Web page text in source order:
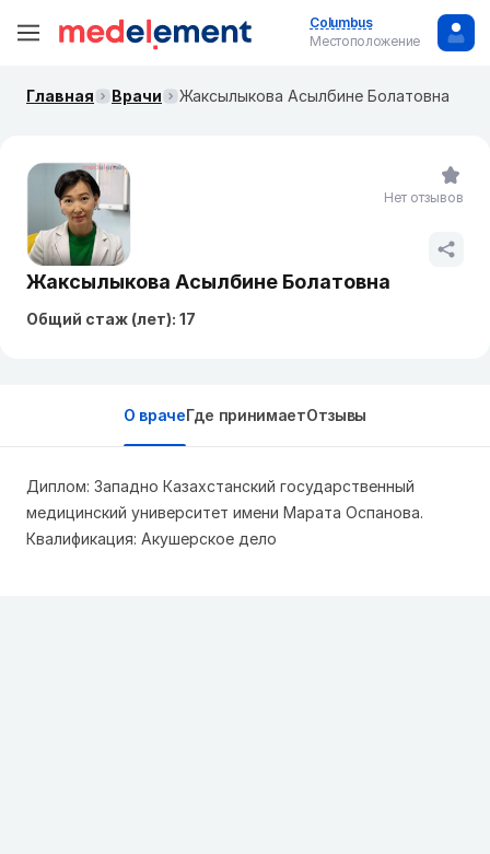
Columbus
Местоположение
Главная Врачи Жаксылыкова Асылбине Болатовна
Жаксылыкова Асылбине Болатовна
Общий стаж (лет): 17
Нет отзывов
О врачеГде принимаетОтзывы
Диплом: Западно Казахстанский государственный
медицинский университет имени Марата Оспанова.
Квалификация: Акушерское дело